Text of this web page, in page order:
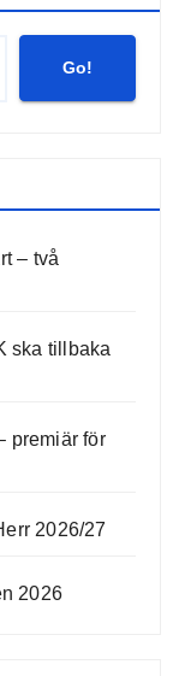
Go!
– två
ska tillbaka
premiär för
2026/27
2026